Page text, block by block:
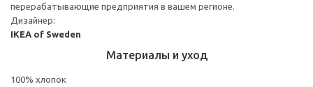
перерабатывающие предприятия в вашем регионе.
Дизайнер:
IKEA of Sweden
Материалы и уход
100% хлопок